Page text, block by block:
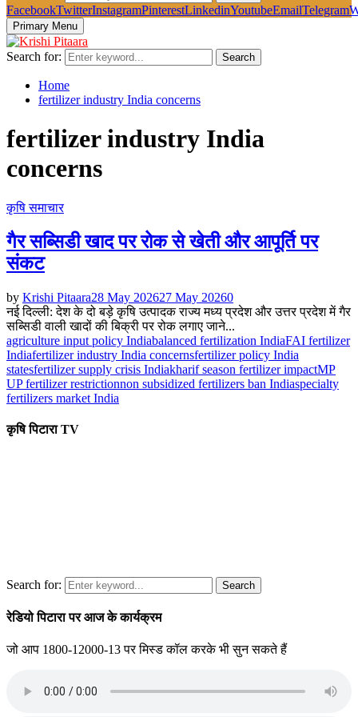
FacebookTwitterInstagramPinterestLinkedinYoutubeEmailTelegram
Primary Menu
Search for: Search
Home
fertilizer industry India concerns
fertilizer industry India
concerns
कृषि समाचार
गैर सब्सिडी खाद पर रोक से खेती और आपूर्ति पर
संकट
by Krishi Pitaara28 May 202627 May 20260
नई दिल्ली: देश के दो बड़े कृषि उत्पादक राज्य मध्य प्रदेश और उत्तर प्रदेश में गैर
सब्सिडी वाली खादों की बिक्री पर रोक लगाए जाने...
agriculture input policy Indiabalanced fertilization IndiaFAI fertilizer
Indiafertilizer industry India concernsfertilizer policy India
statesfertilizer supply crisis Indiakharif season fertilizer impactMP
UP fertilizer restrictionnon subsidized fertilizers ban Indiaspecialty
fertilizers market India
कृषि पिटारा TV
Search for: Search
रेडियो पिटारा पर आज के कार्यक्रम
जो आप 1800-12000-13 पर मिस्ड कॉल करके भी सुन सकते हैं